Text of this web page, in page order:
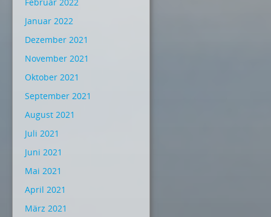
Januar 2022
Dezember 2021
November 2021
Oktober 2021
September 2021
August 2021
Juli 2021
Juni 2021
Mai 2021
April 2021
März 2021